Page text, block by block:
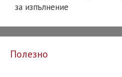
за изпълнение
Полезно